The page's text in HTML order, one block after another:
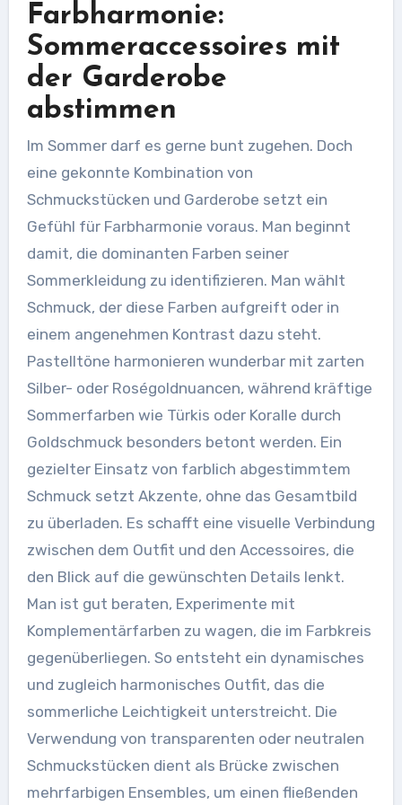
Farbharmonie:
Sommeraccessoires mit
der Garderobe
abstimmen
Im Sommer darf es gerne bunt zugehen. Doch
eine gekonnte Kombination von
Schmuckstücken und Garderobe setzt ein
Gefühl für Farbharmonie voraus. Man beginnt
damit, die dominanten Farben seiner
Sommerkleidung zu identifizieren. Man wählt
Schmuck, der diese Farben aufgreift oder in
einem angenehmen Kontrast dazu steht.
Pastelltöne harmonieren wunderbar mit zarten
Silber- oder Roségoldnuancen, während kräftige
Sommerfarben wie Türkis oder Koralle durch
Goldschmuck besonders betont werden. Ein
gezielter Einsatz von farblich abgestimmtem
Schmuck setzt Akzente, ohne das Gesamtbild
zu überladen. Es schafft eine visuelle Verbindung
zwischen dem Outfit und den Accessoires, die
den Blick auf die gewünschten Details lenkt.
Man ist gut beraten, Experimente mit
Komplementärfarben zu wagen, die im Farbkreis
gegenüberliegen. So entsteht ein dynamisches
und zugleich harmonisches Outfit, das die
sommerliche Leichtigkeit unterstreicht. Die
Verwendung von transparenten oder neutralen
Schmuckstücken dient als Brücke zwischen
mehrfarbigen Ensembles, um einen fließenden